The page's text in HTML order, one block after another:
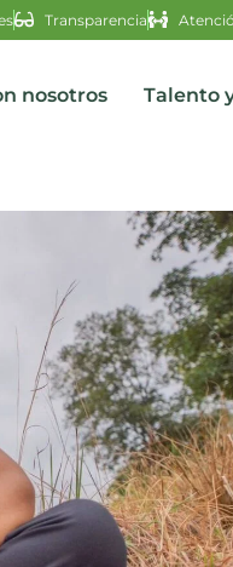
Transparencia
nosotros Talento